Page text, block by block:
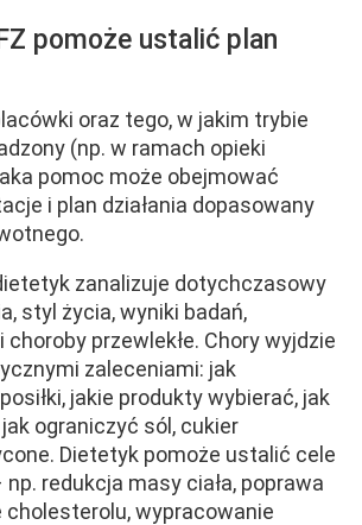
pomoże ustalić plan
oraz tego, w jakim trybie
(np. w ramach opieki
pomoc może obejmować
i plan działania dopasowany
zanalizuje dotychczasowy
styl życia, wyniki badań,
przewlekłe. Chory wyjdzie
zaleceniami: jak
jakie produkty wybierać, jak
ograniczyć sól, cukier
Dietetyk pomoże ustalić cele
np. redukcja masy ciała, poprawa
cholesterolu, wypracowanie